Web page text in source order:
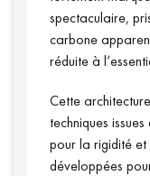
spectaculaire,
carbone
réduite à
Cette
techniques
pour la rigidité et
développées